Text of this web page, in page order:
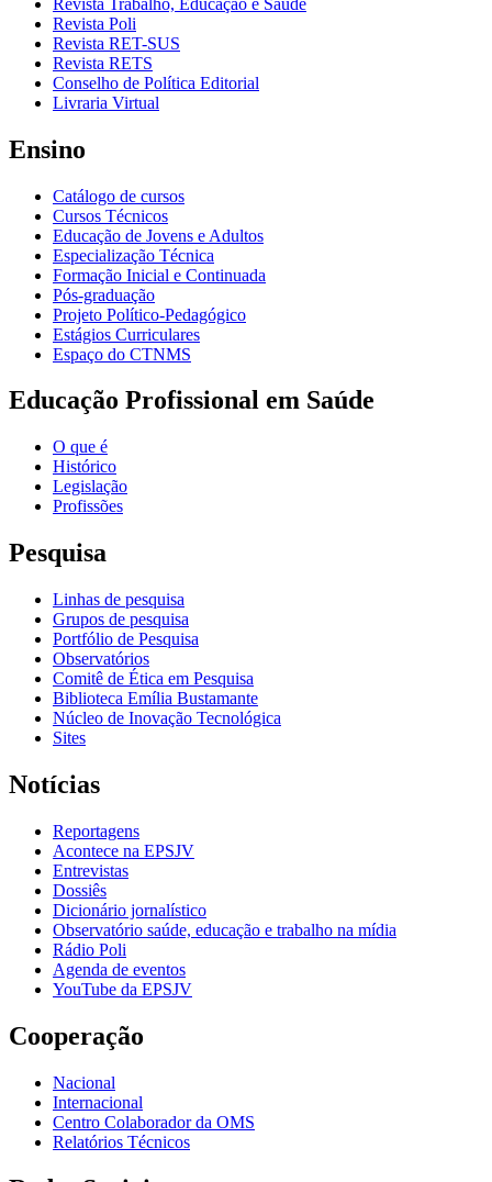
Revista Poli
Revista RET-SUS
Revista RETS
Conselho de Política Editorial
Livraria Virtual
Ensino
Catálogo de cursos
Cursos Técnicos
Educação de Jovens e Adultos
Especialização Técnica
Formação Inicial e Continuada
Pós-graduação
Projeto Político-Pedagógico
Estágios Curriculares
Espaço do CTNMS
Educação Profissional em Saúde
O que é
Histórico
Legislação
Profissões
Pesquisa
Linhas de pesquisa
Grupos de pesquisa
Portfólio de Pesquisa
Observatórios
Comitê de Ética em Pesquisa
Biblioteca Emília Bustamante
Núcleo de Inovação Tecnológica
Sites
Notícias
Reportagens
Acontece na EPSJV
Entrevistas
Dossiês
Dicionário jornalístico
Observatório saúde, educação e trabalho na mídia
Rádio Poli
Agenda de eventos
YouTube da EPSJV
Cooperação
Nacional
Internacional
Centro Colaborador da OMS
Relatórios Técnicos